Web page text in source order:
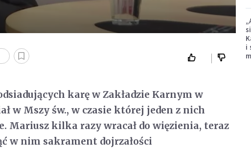
karę w Zakładzie Karnym w
w Mszy św., w czasie której jeden z nich
Mariusz kilka razy wracał do więzienia, teraz
w nim sakrament dojrzałości
i